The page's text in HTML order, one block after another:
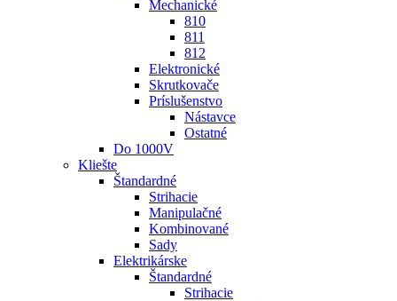
Mechanické
810
811
812
Elektronické
Skrutkovače
Príslušenstvo
Nástavce
Ostatné
Do 1000V
Kliešte
Štandardné
Strihacie
Manipulačné
Kombinované
Sady
Elektrikárske
Štandardné
Strihacie